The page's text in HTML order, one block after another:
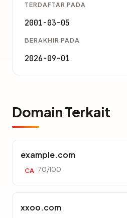
TERDAFTAR PADA
2001-03-05
BERAKHIR PADA
2026-09-01
Domain Terkait
example.com
CA 70/100
xxoo.com